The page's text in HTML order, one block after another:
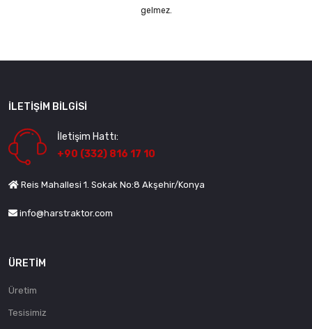
gelmez.
İLETIŞIM BILGISI
İletişim Hattı:
+90 (332) 816 17 10
Reis Mahallesi 1. Sokak No:8 Akşehir/Konya
info@harstraktor.com
ÜRETIM
Üretim
Tesisimiz